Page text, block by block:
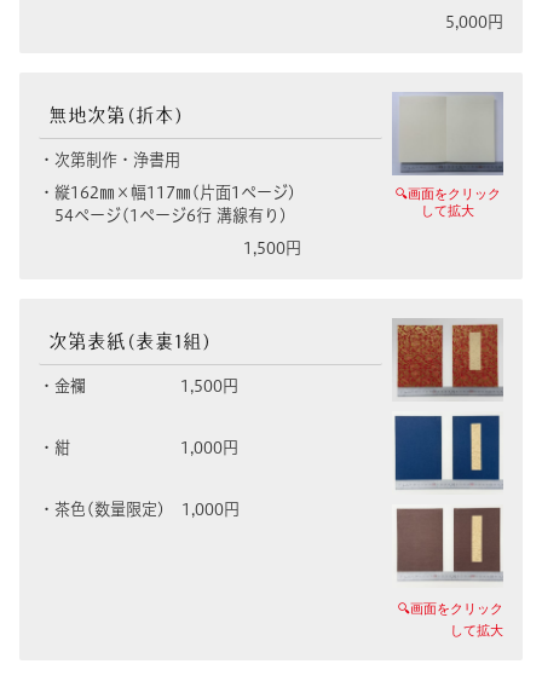
5,000円
🔍画面をクリック
して拡大
無地次第(折本)
・次第制作・浄書用
・縦162㎜×幅117㎜(片面1ページ)
54ページ(1ページ6行 溝線有り)
1,500円
🔍画面をクリック
して拡大
次第表紙(表裏1組)
・ 金襴 1,500円
・ 紺 1,000円
・茶色(数量限定) 1,000円